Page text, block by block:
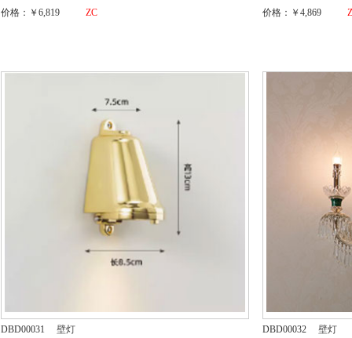
价格：￥6,819
ZC
价格：￥4,869
DBD00031 壁灯 DBD00032 壁灯